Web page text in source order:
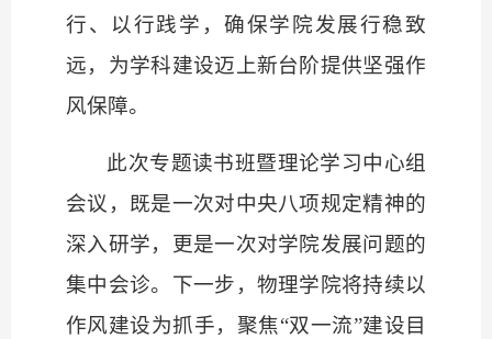
行、以行践学，确保学院发展行稳致
远，为学科建设迈上新台阶提供坚强作
风保障。
此次专题读书班暨理论学习中心组
会议，既是一次对中央八项规定精神的
深入研学，更是一次对学院发展问题的
集中会诊。下一步，物理学院将持续以
作风建设为抓手，聚焦“双一流”建设目